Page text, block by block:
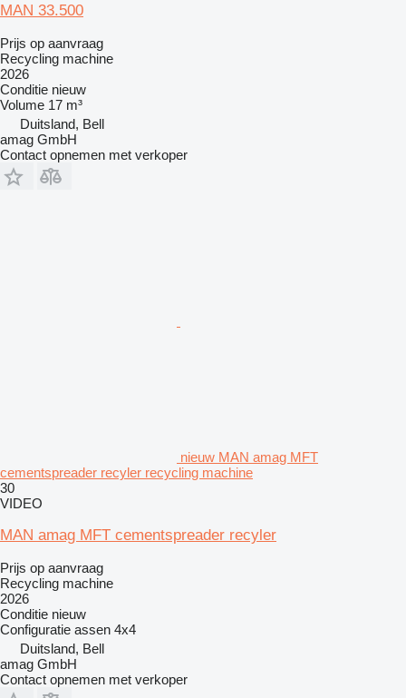
MAN 33.500
Prijs op aanvraag
Recycling machine
2026
Conditie nieuw
Volume 17 m³
Duitsland, Bell
amag GmbH
Contact opnemen met verkoper
nieuw MAN amag MFT
cementspreader recyler recycling machine
30
VIDEO
MAN amag MFT cementspreader recyler
Prijs op aanvraag
Recycling machine
2026
Conditie nieuw
Configuratie assen 4x4
Duitsland, Bell
amag GmbH
Contact opnemen met verkoper